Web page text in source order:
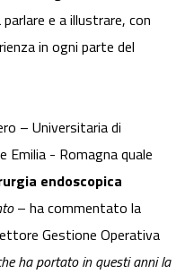
e a illustrare, con
in ogni parte del
– Universitaria di
Emilia - Romagna quale
endoscopica
– ha commentato la
Gestione Operativa
ha portato in questi anni la